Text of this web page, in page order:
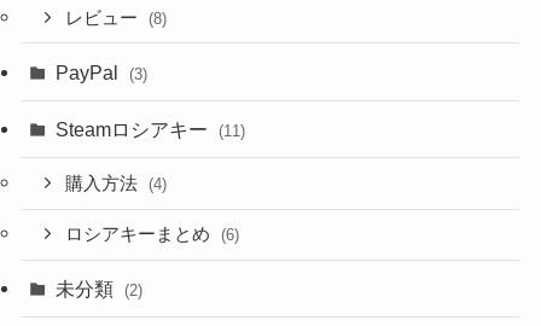
レビュー (8)
PayPal (3)
Steamロシアキー (11)
購入方法 (4)
ロシアキーまとめ (6)
未分類 (2)